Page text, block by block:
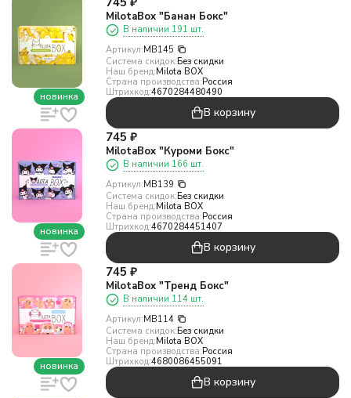
новинка
MilotaBox "Банан Бокс"
В наличии 191 шт.
Артикул:MB145
Система скидок:Без скидки
Наш бренд:Milota BOX
Страна производства:Россия
Штрихкод:4670284480490
В корзину
новинка
745 ₽
MilotaBox "Куроми Бокс"
В наличии 166 шт.
Артикул:MB139
Система скидок:Без скидки
Наш бренд:Milota BOX
Страна производства:Россия
Штрихкод:4670284451407
В корзину
новинка
745 ₽
MilotaBox "Тренд Бокс"
В наличии 114 шт.
Артикул:MB114
Система скидок:Без скидки
Наш бренд:Milota BOX
Страна производства:Россия
Штрихкод:4680086455091
В корзину